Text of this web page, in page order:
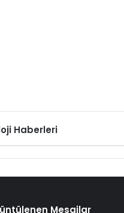
Haberleri
Mesajlar